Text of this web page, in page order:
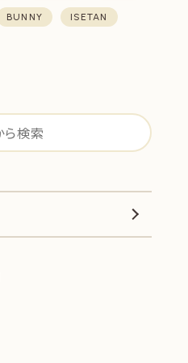
BUNNY ISETAN